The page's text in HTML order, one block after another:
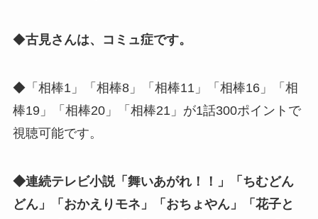
◆古見さんは、コミュ症です。
◆「相棒1」「相棒8」「相棒11」「相棒16」「相
棒19」「相棒20」「相棒21」が1話300ポイントで
視聴可能です。
◆連続テレビ小説「舞いあがれ！！」「ちむどん
どん」「おかえりモネ」「おちょやん」「花子と